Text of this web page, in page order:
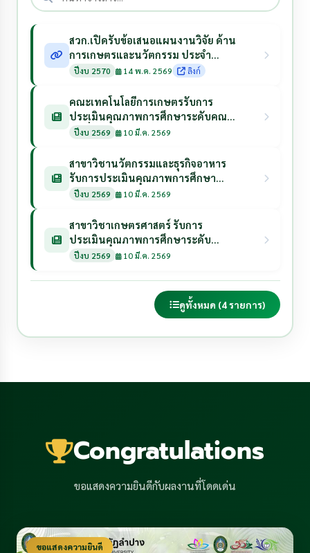
สวก.เปิดรับข้อเสนอแผนงานวิจัย ด้าน
การเกษตรและนวัตกรรม ประจำ
ปีงบประมาณ 2570
ปีงบ 2570 14 พ.ค. 2569 ลิงก์
คณะเทคโนโลยีการเกษตรรับการ
ประเมินคุณภาพการศึกษาระดับคณะ
วันที่ 10 กรกฎาคม 2569
ปีงบ 2569 10 มี.ค. 2569
สาขาวิชานวัตกรรมและธุรกิจอาหาร
รับการประเมินคุณภาพการศึกษา
ระดับหลักสูตร ประจำปีการศึกษา
ปีงบ 2569 10 มี.ค. 2569
สาขาวิชาเกษตรศาสตร์ รับการ
ประเมินคุณภาพการศึกษาระดับ
หลักสูตร ประจำปีการศึกษา 2568 วัน
ปีงบ 2569 10 มี.ค. 2569
ดูทั้งหมด (4 รายการ)
Congratulations
ขอแสดงความยินดีกับผลงานที่โดดเด่น
ขอแสดงความยินดี